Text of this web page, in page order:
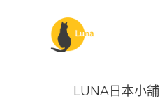
Luna日本小舖
LUNA日本小舖